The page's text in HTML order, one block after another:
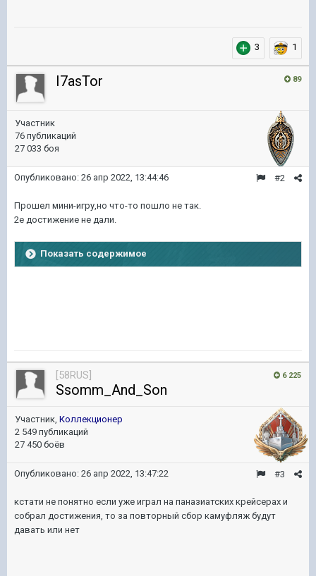
3 1
89
I7asTor
Участник
76 публикаций
27 033 боя
#2
Опубликовано: 26 апр 2022, 13:44:46
Прошел мини-игру,но что-то пошло не так.
2е достижение не дали.
Показать содержимое
6 225
[58RUS]
Ssomm_And_Son
Участник, Коллекционер
2 549 публикаций
27 450 боёв
#3
Опубликовано: 26 апр 2022, 13:47:22
кстати не понятно если уже играл на паназиатских крейсерах и
собрал достижения, то за повторный сбор камуфляж будут
давать или нет